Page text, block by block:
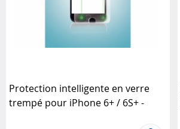
Protection intelligente en verre
trempé pour iPhone 6+ / 6S+ -